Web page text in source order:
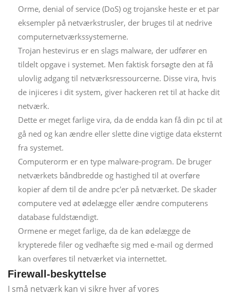
Orme, denial of service (DoS) og trojanske heste er et par
eksempler på netværkstrusler, der bruges til at nedrive
computernetværkssystemerne.
Trojan hestevirus er en slags malware, der udfører en
tildelt opgave i systemet. Men faktisk forsøgte den at få
ulovlig adgang til netværksressourcerne. Disse vira, hvis
de injiceres i dit system, giver hackeren ret til at hacke dit
netværk.
Dette er meget farlige vira, da de endda kan få din pc til at
gå ned og kan ændre eller slette dine vigtige data eksternt
fra systemet.
Computerorm er en type malware-program. De bruger
netværkets båndbredde og hastighed til at overføre
kopier af dem til de andre pc'er på netværket. De skader
computere ved at ødelægge eller ændre computerens
database fuldstændigt.
Ormene er meget farlige, da de kan ødelægge de
krypterede filer og vedhæfte sig med e-mail og dermed
kan overføres til netværket via internettet.
Firewall-beskyttelse
I små netværk kan vi sikre hver af vores